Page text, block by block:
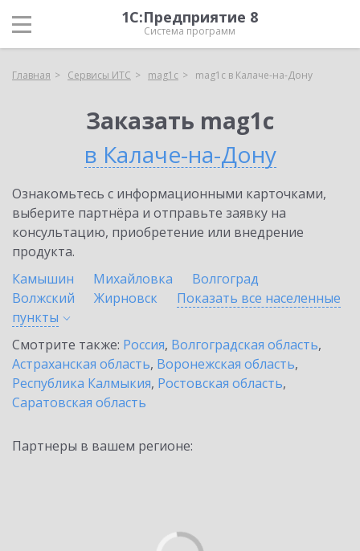
1С:Предприятие 8
Система программ
Главная Сервисы ИТС mag1c mag1c в Калаче-на-Дону
Заказать mag1c
в Калаче-на-Дону
Ознакомьтесь с информационными карточками,
выберите партнёра и отправьте заявку на
консультацию, приобретение или внедрение
продукта.
Камышин
Михайловка
Волгоград
Волжский
Жирновск
Показать все населенные
пункты
Смотрите также: Россия, Волгоградская область,
Астраханская область, Воронежская область,
Республика Калмыкия, Ростовская область,
Саратовская область
Партнеры в вашем регионе: